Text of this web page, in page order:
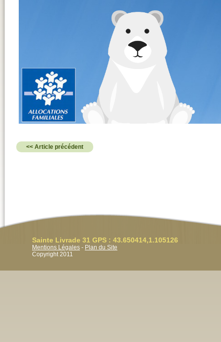
<< Article précédent
Sainte Livrade 31 GPS : 43.650414,1.105126
Mentions Légales - Plan du Site
Copyright 2011